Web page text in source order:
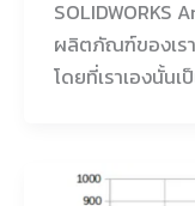
SOLIDWORKS
ผลิตภัณฑ์ของเร
โดยที่เราเองนั้น